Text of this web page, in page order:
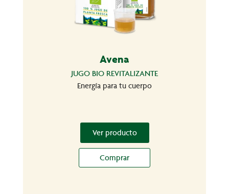
Avena
JUGO BIO REVITALIZANTE
Energía para tu cuerpo
Ver producto
Comprar